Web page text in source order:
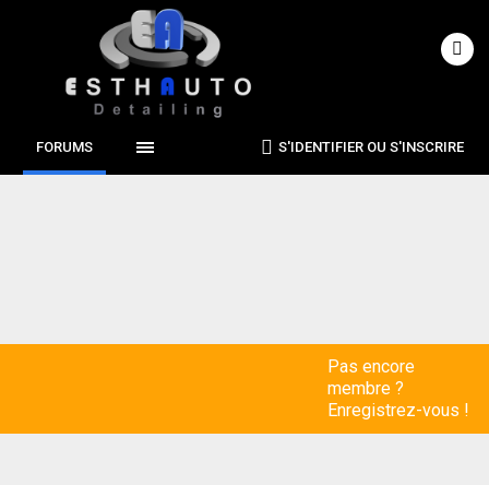
FORUMS S'IDENTIFIER OU S'INSCRIRE
Pas encore
membre ?
Enregistrez-vous !